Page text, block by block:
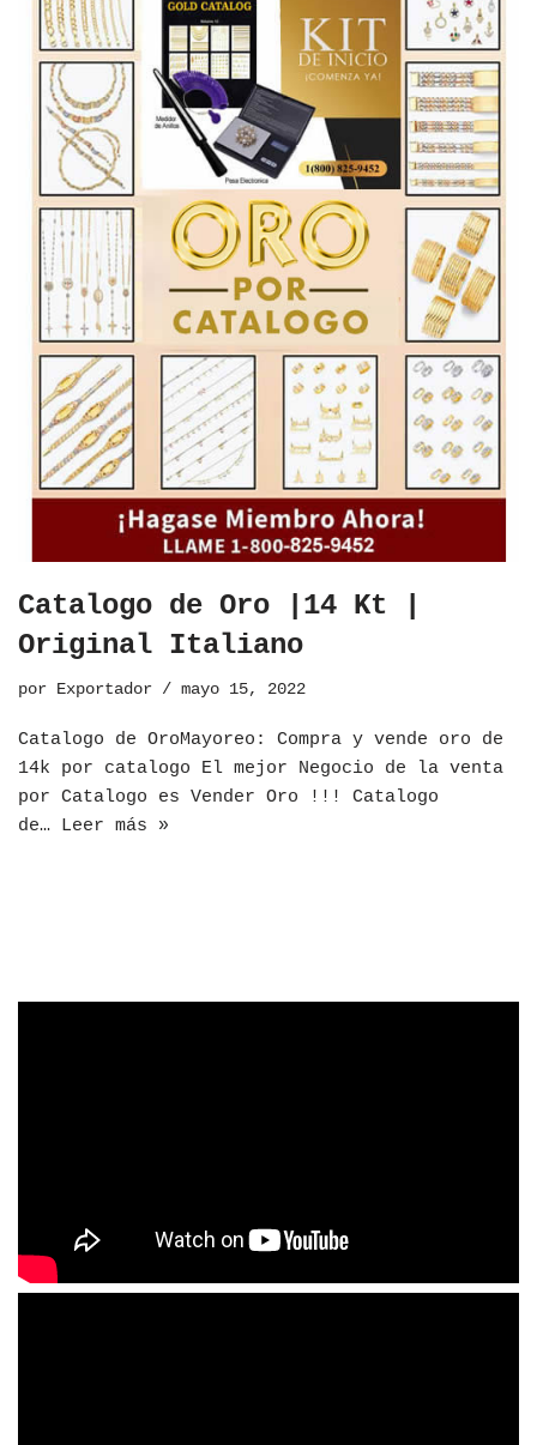
Catalogo de Oro |14 Kt |
Original Italiano
por Exportador mayo 15, 2022
​Catalogo de OroMayoreo: Compra y vende oro de
14k por catalogo El mejor Negocio de la venta
por Catalogo es Vender Oro !!! Catalogo
de… Leer más »